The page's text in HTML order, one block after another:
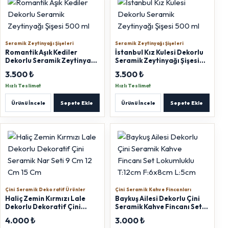
Seramik Zeytinyağı Şişeleri
Romantik Aşık Kediler
Dekorlu Seramik Zeytinyağı
3.500 ₺
Hızlı Teslimat
Ürünü İncele Sepete Ekle
Seramik Zeytinyağı Şişeleri
İstanbul Kız Kulesi Dekorlu
Seramik Zeytinyağı Şişesi
3.500 ₺
Hızlı Teslimat
Ürünü İncele Sepete Ekle
Çini Seramik Dekoratif Ürünler
Haliç Zemin Kırmızı Lale
Dekorlu Dekoratif Çini
15 Cm
4.000 ₺
Çini Seramik Kahve Fincanları
Baykuş Ailesi Dekorlu Çini
Seramik Kahve Fincanı Set
L:5cm
3.000 ₺